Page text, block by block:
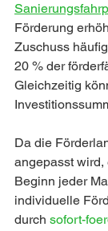
Förderung
Zuschuss
20 % der
Gleichzeitig
Da die
angepasst
Beginn jeder
individuelle
durch sofort-